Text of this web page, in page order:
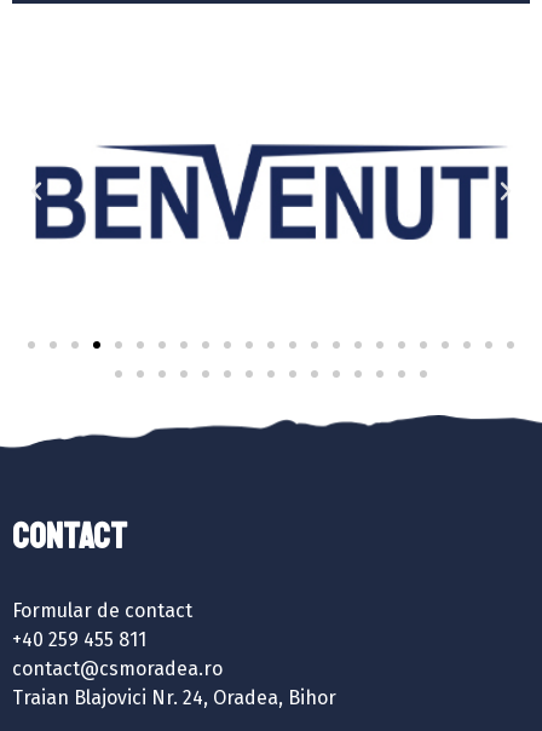
Contact
Formular de contact
+40 259 455 811
contact@csmoradea.ro
Traian Blajovici Nr. 24, Oradea, Bihor